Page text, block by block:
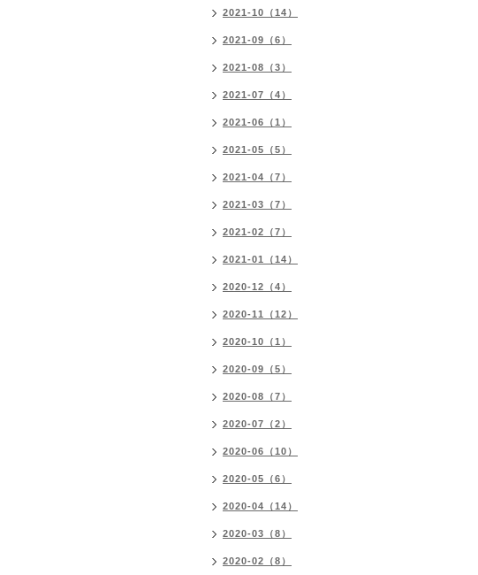
2021-10（14）
2021-09（6）
2021-08（3）
2021-07（4）
2021-06（1）
2021-05（5）
2021-04（7）
2021-03（7）
2021-02（7）
2021-01（14）
2020-12（4）
2020-11（12）
2020-10（1）
2020-09（5）
2020-08（7）
2020-07（2）
2020-06（10）
2020-05（6）
2020-04（14）
2020-03（8）
2020-02（8）